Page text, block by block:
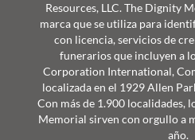
Resources, LLC. The Dignity
marca que se utiliza para
con licencia, servicios de
funerarios que incluyen a
Corporation International,
localizada en el 1929 Allen
Con más de 1.900 localidades,
Memorial sirven con orgullo a
año.